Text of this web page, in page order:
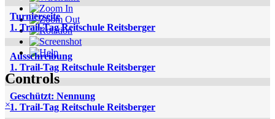
Controls
×
Turnierseite
1. Trail-Tag Reitschule Reitsberger
Ausschreibung
1. Trail-Tag Reitschule Reitsberger
Geschützt: Nennung
1. Trail-Tag Reitschule Reitsberger